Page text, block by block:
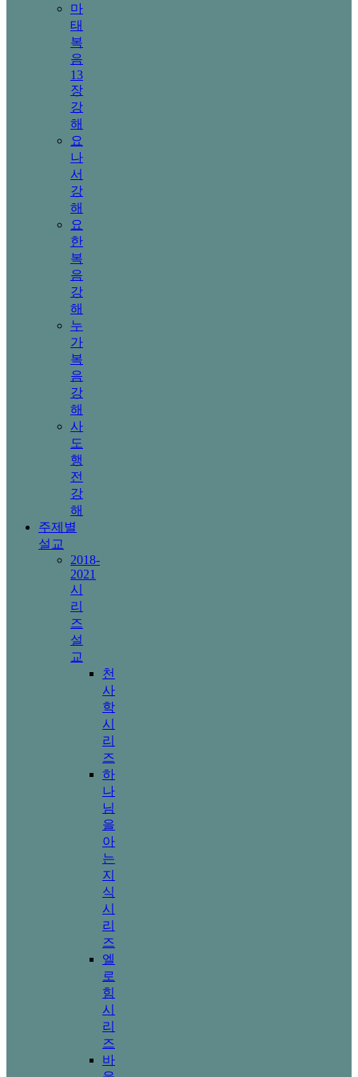
마
태
복
음
13
장
강
해
요
나
서
강
해
요
한
복
음
강
해
누
가
복
음
강
해
사
도
행
전
강
해
주제별
설교
2018-
2021
시
리
즈
설
교
천
사
학
시
리
즈
하
나
님
을
아
는
지
식
시
리
즈
엘
로
힘
시
리
즈
바